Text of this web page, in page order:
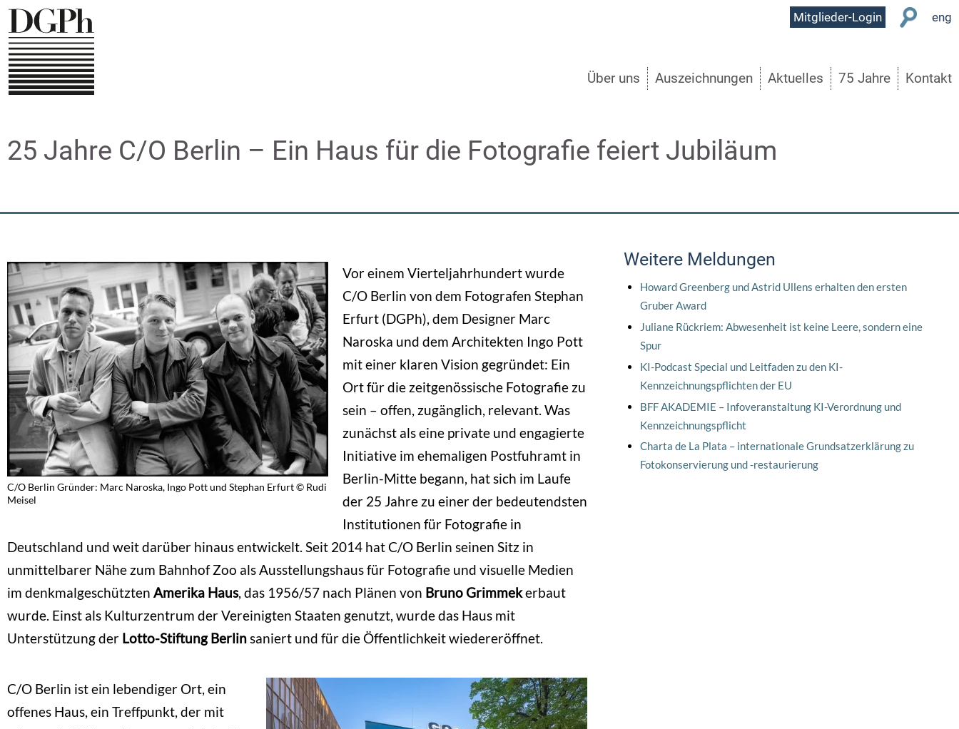
Direkt
zum
Inhalt
User
Mitglieder-Login eng
Über uns Auszeichnungen Aktuelles 75 Jahre Kontakt
25 Jahre C/O Berlin – Ein Haus für die Fotografie feiert Jubiläum
C/O Berlin Gründer: Marc Naroska, Ingo Pott und Stephan Erfurt © Rudi
Meisel
Vor einem Vierteljahrhundert wurde
C/O Berlin von dem Fotografen Stephan
Erfurt (DGPh), dem Designer Marc
Naroska und dem Architekten Ingo Pott
mit einer klaren Vision gegründet: Ein
Ort für die zeitgenössische Fotografie zu
sein – offen, zugänglich, relevant. Was
zunächst als eine private und engagierte
Initiative im ehemaligen Postfuhramt in
Berlin-Mitte begann, hat sich im Laufe
der 25 Jahre zu einer der bedeutendsten
Institutionen für Fotografie in
Deutschland und weit darüber hinaus entwickelt. Seit 2014 hat C/O Berlin seinen Sitz in
unmittelbarer Nähe zum Bahnhof Zoo als Ausstellungshaus für Fotografie und visuelle Medien
im denkmalgeschützten Amerika Haus, das 1956/57 nach Plänen von Bruno Grimmekerbaut
wurde. Einst als Kulturzentrum der Vereinigten Staaten genutzt, wurde das Haus mit
Unterstützung der Lotto-Stiftung Berlinsaniert und für die Öffentlichkeit wiedereröffnet.
C/O Berlin ist ein lebendiger Ort, ein
offenes Haus, ein Treffpunkt, der mit
Weitere Meldungen
Howard Greenberg und Astrid Ullens erhalten den ersten
Gruber Award
Juliane Rückriem: Abwesenheit ist keine Leere, sondern eine
Spur
KI-Podcast Special und Leitfaden zu den KI-
Kennzeichnungspflichten der EU
BFF AKADEMIE – Infoveranstaltung KI-Verordnung und
Kennzeichnungspflicht
Charta de La Plata – internationale Grundsatzerklärung zu
Fotokonservierung und -restaurierung